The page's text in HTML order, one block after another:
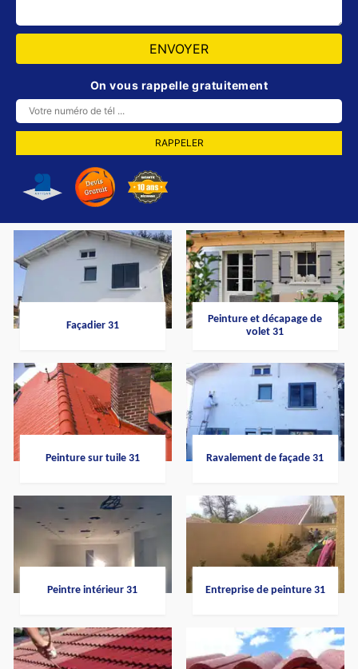
On vous rappelle gratuitement
Façadier 31
Peinture et décapage de
volet 31
Peinture sur tuile 31 Ravalement de façade 31
Peintre intérieur 31 Entreprise de peinture 31